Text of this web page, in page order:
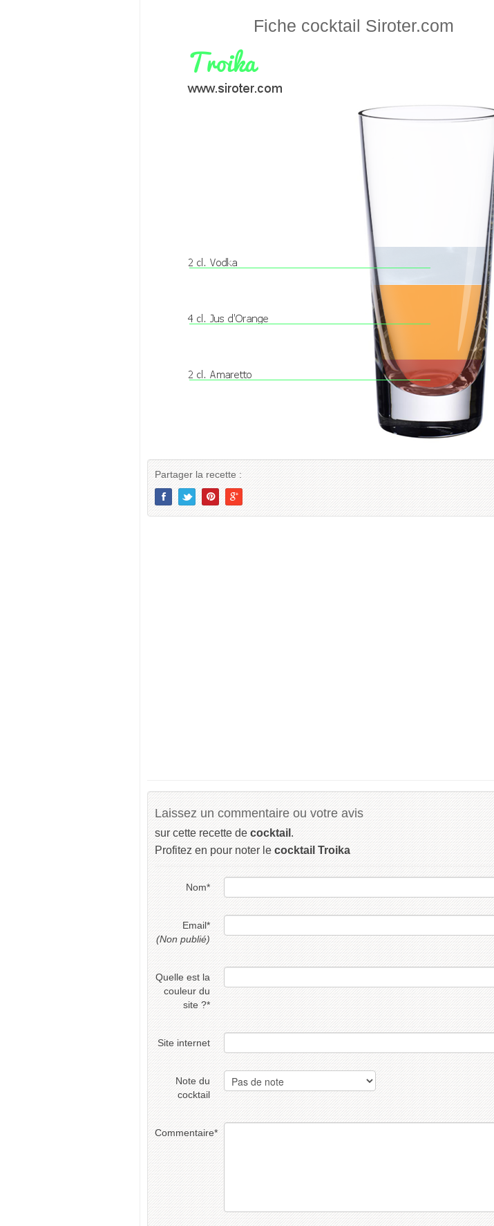
Fiche cocktail Siroter.com
Partager la recette :
Laissez un commentaire ou votre avis
sur cette recette de cocktail .
Profitez en pour noter le cocktail Troika
Nom*
Email*
(Non publié)
Quelle est la
couleur du
site ?*
Site internet
Note du
cocktail
Commentaire*